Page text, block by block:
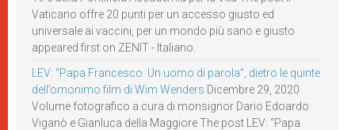
Vaticano offre 20 punti per un accesso giusto ed
universale ai vaccini, per un mondo più sano e giusto
appeared first on ZENIT - Italiano.
LEV: “Papa Francesco. Un uomo di parola”, dietro le quinte
dell’omonimo film di Wim Wenders Dicembre 29, 2020
Volume fotografico a cura di monsignor Dario Edoardo
Viganò e Gianluca della Maggiore The post LEV: “Papa